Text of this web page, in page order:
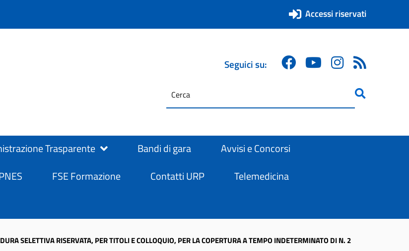
Accessi riservati
Seguici su:
da
ricerca
Trasparente Bandi di gara
Avvisi e Concorsi
FSE Formazione Contatti URP
Telemedicina
SELETTIVA RISERVATA, PER TITOLI E COLLOQUIO, PER LA COPERTURA A TEMPO INDETERMINATO DI N. 2